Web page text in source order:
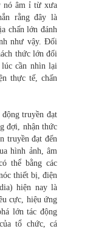
nó âm ỉ từ xưa
rằng đây là
chấn lớn đánh
như vậy. Đối
thức lớn đối
cần nhìn lại
thực tế, chấn
truyền đạt
đợi, nhận thức
truyền đạt đến
hình ảnh, âm
thể bằng các
thiết bị, điện
hiện nay là
cực, hiệu ứng
lớn tác động
tổ chức, cá